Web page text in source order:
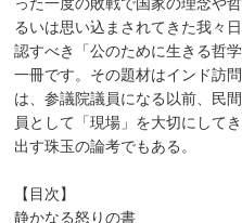
った一度の敗戦で国家の理念や
るいは思い込まされてきた我々
認すべき「公のために生きる哲
一冊です。その題材はインド訪
は、参議院議員になる以前、民
員として「現場」を大切にして
出す珠玉の論考でもある。
【目次】
静かなる怒りの書